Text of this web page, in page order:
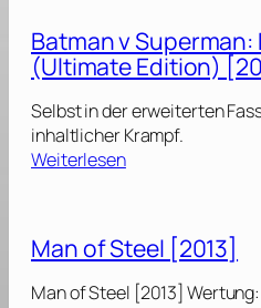
n
[
2
0
1
7
c
i
e
S
q
d
(
E
Batman v
(Ultimate Edition)
Selbst in der erweiterten
inhaltlicher Krampf.
Weiterlesen:
m
a
Man of Steel [2013]
Man of Steel [2013]